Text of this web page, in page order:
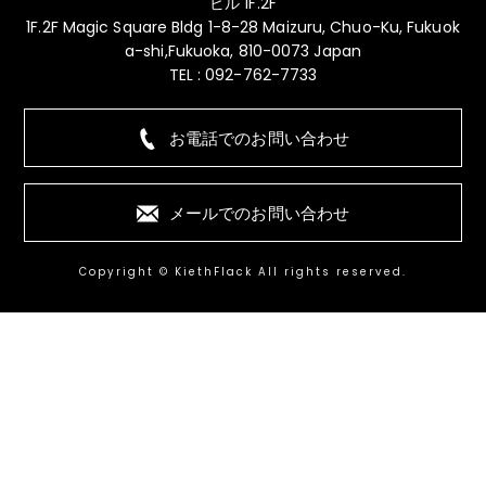
1F.2F Magic Square Bldg 1-8-28 Maizuru, Chuo-Ku, Fukuok
a-shi,Fukuoka, 810-0073 Japan
TEL : 092-762-7733
お電話でのお問い合わせ
メールでのお問い合わせ
Copyright © KiethFlack All rights reserved.